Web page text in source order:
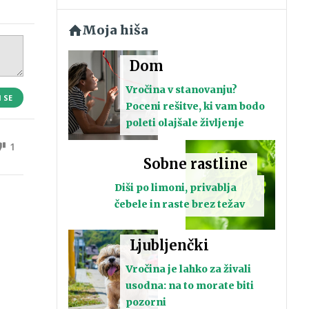
SE
1
Moja hiša
Dom
Vročina v stanovanju?
Poceni rešitve, ki vam bodo
poleti olajšale življenje
Sobne rastline
Diši po limoni, privablja
čebele in raste brez težav
Ljubljenčki
Vročina je lahko za živali
usodna: na to morate biti
pozorni